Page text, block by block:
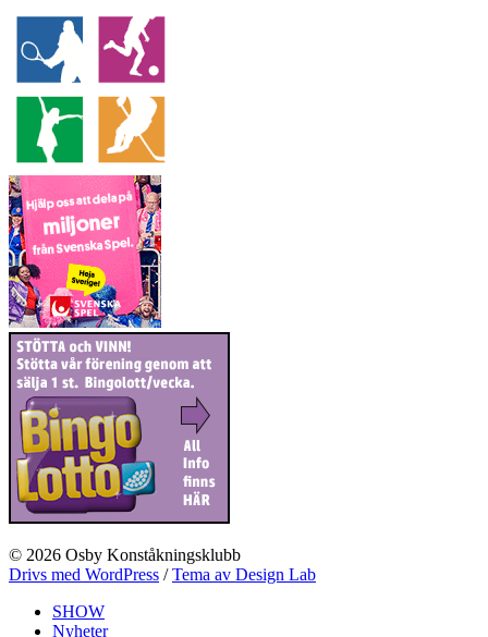
© 2026 Osby Konståkningsklubb
Drivs med WordPress /Tema av Design Lab
SHOW
Nyheter